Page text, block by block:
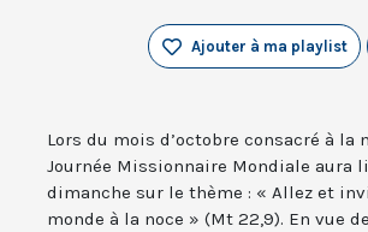
Ajouter à ma playlist
Lors du mois d’octobre consacré à la
Journée Missionnaire Mondiale aura
dimanche sur le thème : « Allez et
monde à la noce » (Mt 22,9). En vue